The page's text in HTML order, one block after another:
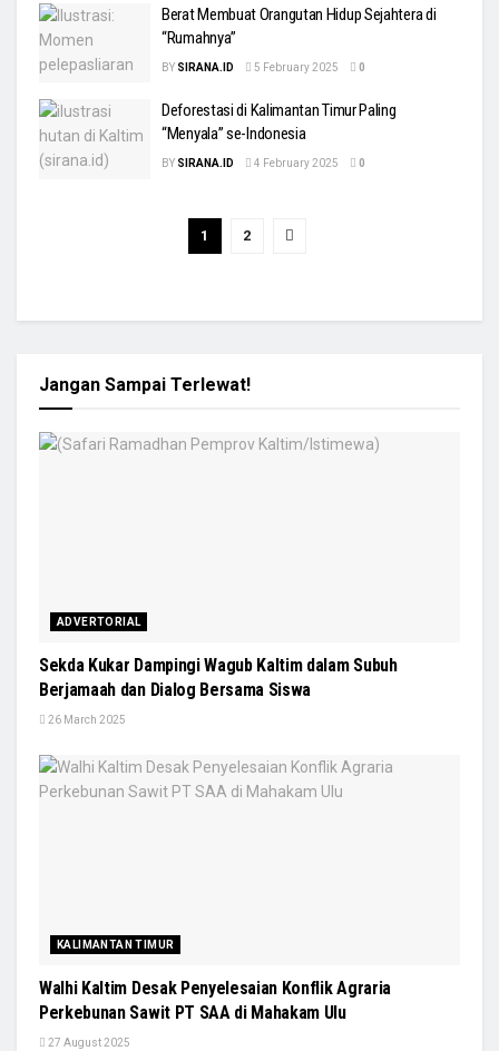
Berat Membuat Orangutan Hidup Sejahtera di
“Rumahnya”
BY SIRANA.ID 5 February 2025 0
Deforestasi di Kalimantan Timur Paling
“Menyala” se-Indonesia
BY SIRANA.ID 4 February 2025 0
1 2
Jangan Sampai Terlewat!
ADVERTORIAL
Sekda Kukar Dampingi Wagub Kaltim dalam Subuh
Berjamaah dan Dialog Bersama Siswa
26 March 2025
KALIMANTAN TIMUR
Walhi Kaltim Desak Penyelesaian Konflik Agraria
Perkebunan Sawit PT SAA di Mahakam Ulu
27 August 2025